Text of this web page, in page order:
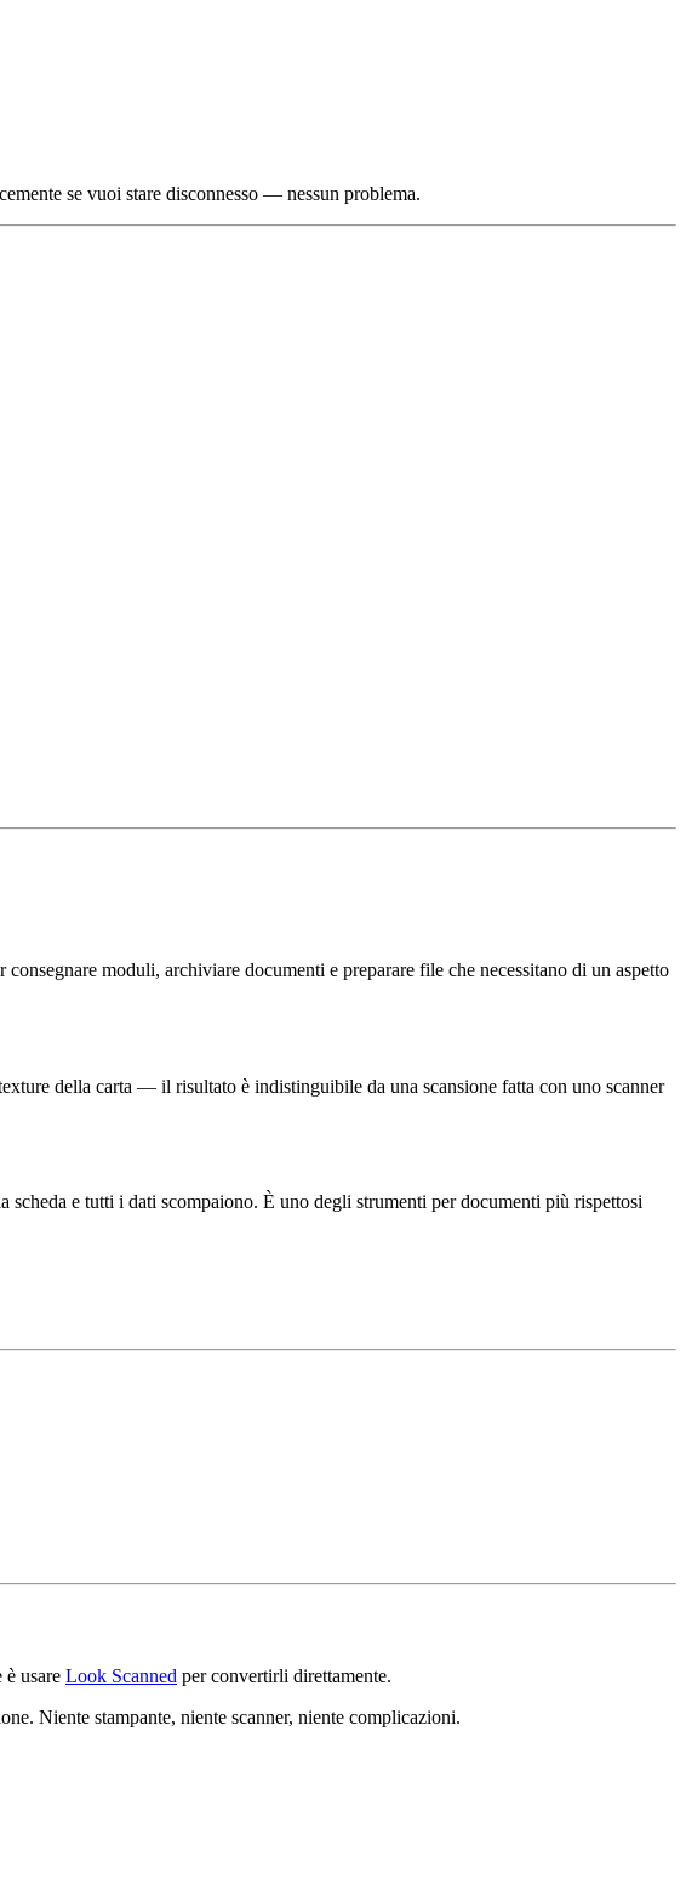
se vuoi stare disconnesso — nessun problema.
moduli, archiviare documenti e preparare file che necessitano di un aspetto
della carta — il risultato è indistinguibile da una scansione fatta con uno scanner
e tutti i dati scompaiono. È uno degli strumenti per documenti più rispettosi
usare Look Scanned per convertirli direttamente.
Niente stampante, niente scanner, niente complicazioni.